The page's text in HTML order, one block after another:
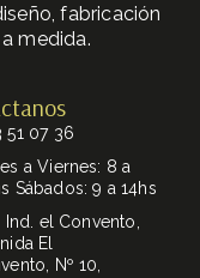
fabricación
medida.
51 07 36
a Viernes: 8 a
Sábados: 9 a 14hs
Ind. el Convento,
El
Nº 10,